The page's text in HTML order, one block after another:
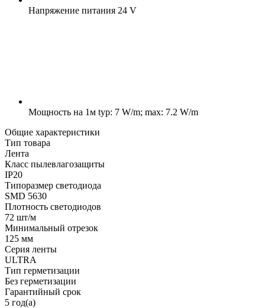
Напряжение питания 24 V
Мощность на 1м typ: 7 W/m; max: 7.2 W/m
Общие характеристики
Тип товара
Лента
Класс пылевлагозащиты
IP20
Типоразмер светодиода
SMD 5630
Плотность светодиодов
72 шт/м
Минимальный отрезок
125 мм
Серия ленты
ULTRA
Тип герметизации
Без герметизации
Гарантийный срок
5 год(а)